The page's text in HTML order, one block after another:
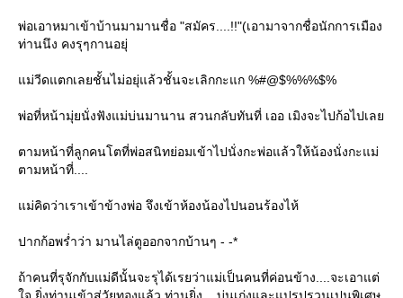
พ่อเอาหมาเข้าบ้านมามานชื่อ "สมัคร....!!"(เอามาจากชื่อนักการเมือง
ท่านนึง คงรุๆกานอยุ่
แม่วีดแตกเลยชั้นไม่อยุ่แล้วชั้นจะเลิกกะแก %#@$%%%$%
พ่อที่หน้ามุ่ยนั่งฟังแม่บ่นมานาน สวนกลับทันที่ เออ เมิงจะไปก้อไปเลย
ตามหน้าที่ลูกคนโตที่พ่อสนิทย่อมเข้าไปนั่งกะพ่อแล้วให้น้องนั่งกะแม่
ตามหน้าที่....
แม่คิดว่าเราเข้าข้างพ่อ จึงเข้าห้องน้องไปนอนร้องไห้
ปากก้อพร่ำว่า มานไล่ตูออกจากบ้านๆ - -*
ถ้าคนที่รุจักกับแม่ดีนั้นจะรุได้เรยว่าแม่เป็นคนที่ค่อนข้าง....จะเอาแต่